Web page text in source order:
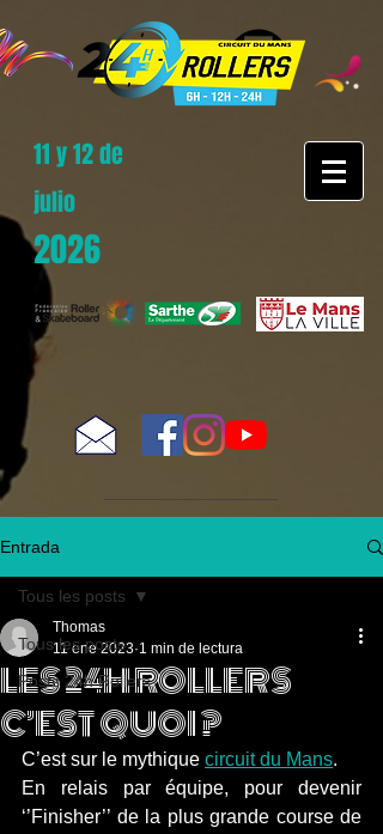
11 y 12 de
julio
2026
Entrada
Tous les posts
Posts 24h Rollers
Tous les posts
LES 24H ROLLERS
C’EST QUOI ?
Thomas
11 ene 2023 1 min de lectura
C’est sur le mythique circuit du Mans.
En relais par équipe, pour devenir
‘’Finisher’’ de la plus grande course de